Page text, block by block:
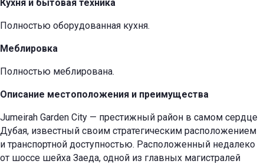
Кухня и бытовая техника
Полностью оборудованная кухня.
Меблировка
Полностью меблирована.
Описание местоположения и преимущества
Jumeirah Garden City — престижный район в самом сердце
Дубая, известный своим стратегическим расположением
и транспортной доступностью. Расположенный недалеко
от шоссе шейха Заеда, одной из главных магистралей